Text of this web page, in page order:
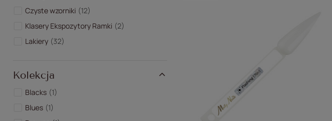
Czyste wzorniki
12
Klasery Ekspozytory Ramki
2
Lakiery 32
Kolekcja
Blacks 1
Blues 1